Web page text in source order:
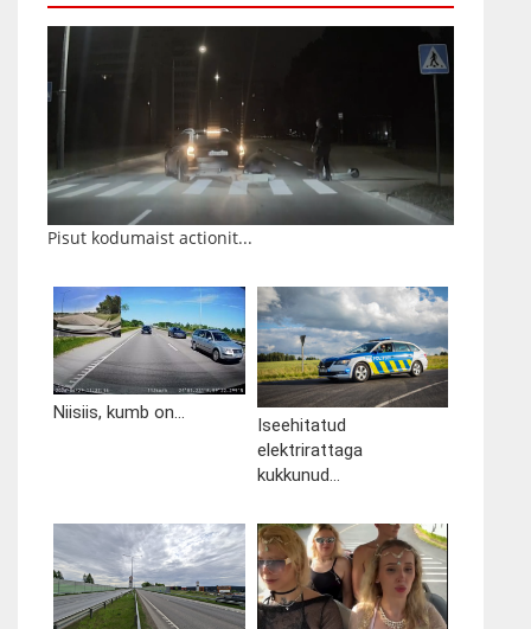
Pisut kodumaist actionit...
Niisiis, kumb on...
Iseehitatud
elektrirattaga
kukkunud...